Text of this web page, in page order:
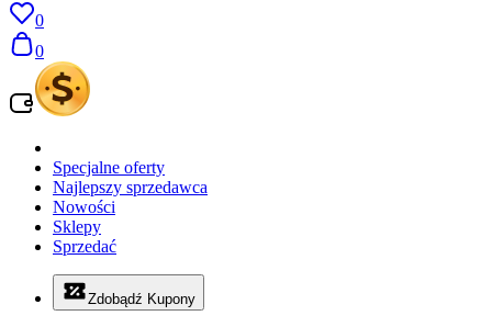
0
0
Specjalne oferty
Najlepszy sprzedawca
Nowości
Sklepy
Sprzedać
Zdobądź Kupony